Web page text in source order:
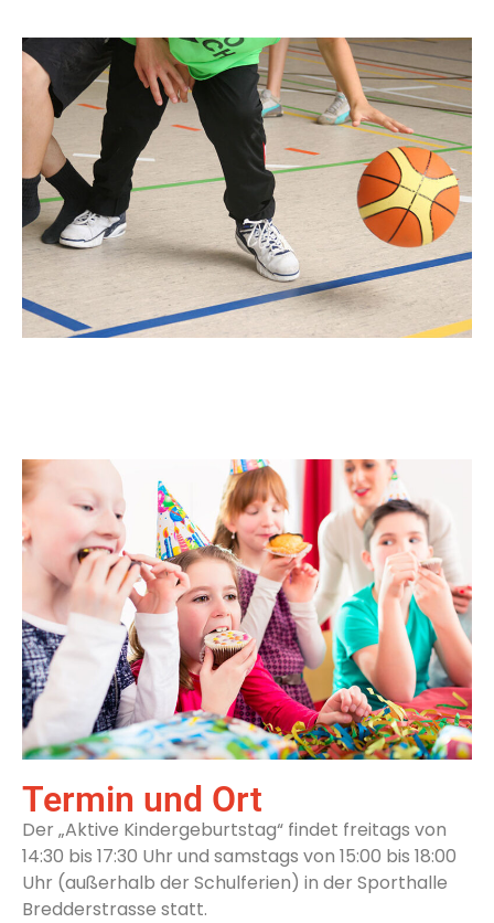
Termin und Ort
Der „Aktive Kindergeburtstag“ findet freitags von
14:30 bis 17:30 Uhr und samstags von 15:00 bis 18:00
Uhr (außerhalb der Schulferien) in der Sporthalle
Bredderstrasse statt.